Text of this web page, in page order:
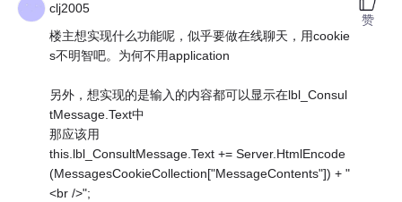
clj2005
楼主想实现什么功能呢，似乎要做在线聊天，用cookie
s不明智吧。为何不用application
另外，想实现的是输入的内容都可以显示在lbl_Consul
tMessage.Text中
那应该用
this.lbl_ConsultMessage.Text += Server.HtmlEncode
(MessagesCookieCollection["MessageContents"]) + "
<br />";
赞